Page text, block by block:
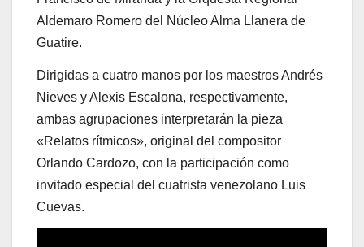
Aldemaro Romero del Núcleo Alma Llanera de
Guatire.
Dirigidas a cuatro manos por los maestros Andrés
Nieves y Alexis Escalona, respectivamente,
ambas agrupaciones interpretarán la pieza
«Relatos rítmicos», original del compositor
Orlando Cardozo, con la participación como
invitado especial del cuatrista venezolano Luis
Cuevas.